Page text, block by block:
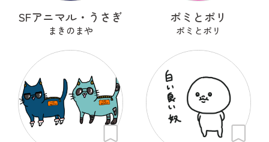
SFアニマル・うさぎ
まきのまや
ポミとポリ
ポミとポリ